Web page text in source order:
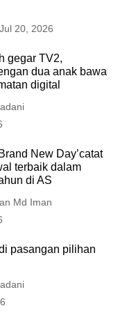
Jul 20, 2026
gegar TV2,
dua anak bawa
digital
New Day’catat
terbaik dalam
di AS
Md Iman
pasangan pilihan